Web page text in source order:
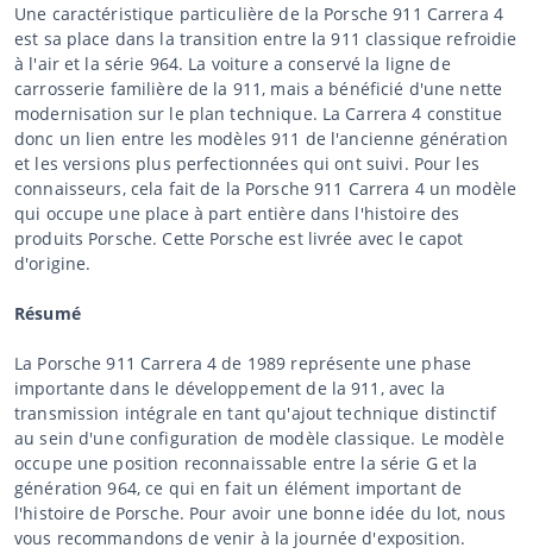
Une caractéristique particulière de la Porsche 911 Carrera 4
est sa place dans la transition entre la 911 classique refroidie
à l'air et la série 964. La voiture a conservé la ligne de
carrosserie familière de la 911, mais a bénéficié d'une nette
modernisation sur le plan technique. La Carrera 4 constitue
donc un lien entre les modèles 911 de l'ancienne génération
et les versions plus perfectionnées qui ont suivi. Pour les
connaisseurs, cela fait de la Porsche 911 Carrera 4 un modèle
qui occupe une place à part entière dans l'histoire des
produits Porsche. Cette Porsche est livrée avec le capot
d'origine.
Résumé
La Porsche 911 Carrera 4 de 1989 représente une phase
importante dans le développement de la 911, avec la
transmission intégrale en tant qu'ajout technique distinctif
au sein d'une configuration de modèle classique. Le modèle
occupe une position reconnaissable entre la série G et la
génération 964, ce qui en fait un élément important de
l'histoire de Porsche. Pour avoir une bonne idée du lot, nous
vous recommandons de venir à la journée d'exposition.